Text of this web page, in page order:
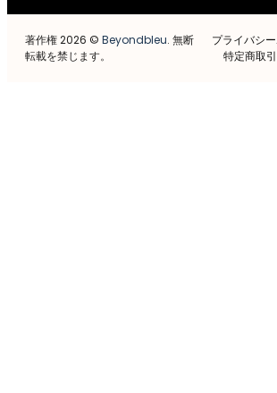
著作権 2026 © Beyondbleu. 無断
転載を禁じます。
プライバシ
特定商取